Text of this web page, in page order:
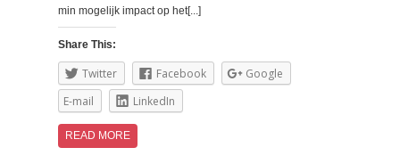
min mogelijk impact op het[...]
Share This:
Twitter Facebook
Google
E-mail
LinkedIn
READ MORE